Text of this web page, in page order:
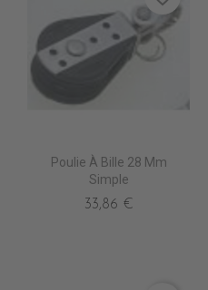
Poulie À Bille 28 Mm
Simple
33,86 €